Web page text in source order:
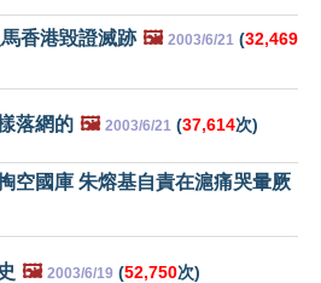
香港毀證滅跡 🖼️ 2003/6/21 (32,469
落網的 🖼️ 2003/6/21 (37,614次)
空國庫 朱熔基自責在滬痛哭暈厥
🖼️ 2003/6/19 (52,750次)